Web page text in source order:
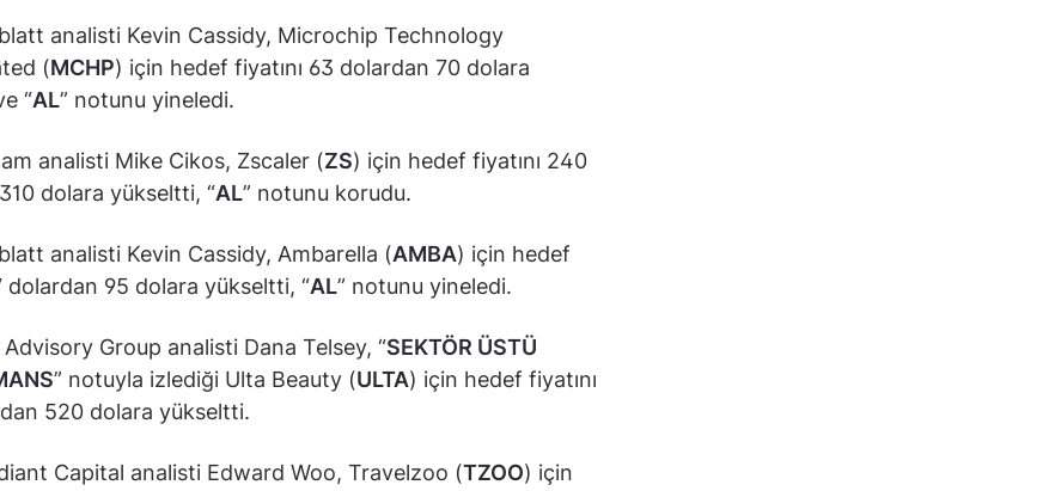
analisti Kevin Cassidy, Microchip Technology
(MCHP) için hedef fiyatını 63 dolardan 70 dolara
“AL” notunu yineledi.
analisti Mike Cikos, Zscaler (ZS) için hedef fiyatını 240
dolara yükseltti, “AL” notunu korudu.
analisti Kevin Cassidy, Ambarella (AMBA) için hedef
dolardan 95 dolara yükseltti, “AL” notunu yineledi.
Group analisti Dana Telsey, “SEKTÖR ÜSTÜ
” notuyla izlediği Ulta Beauty (ULTA) için hedef fiyatını
520 dolara yükseltti.
Capital analisti Edward Woo, Travelzoo (TZOO) için